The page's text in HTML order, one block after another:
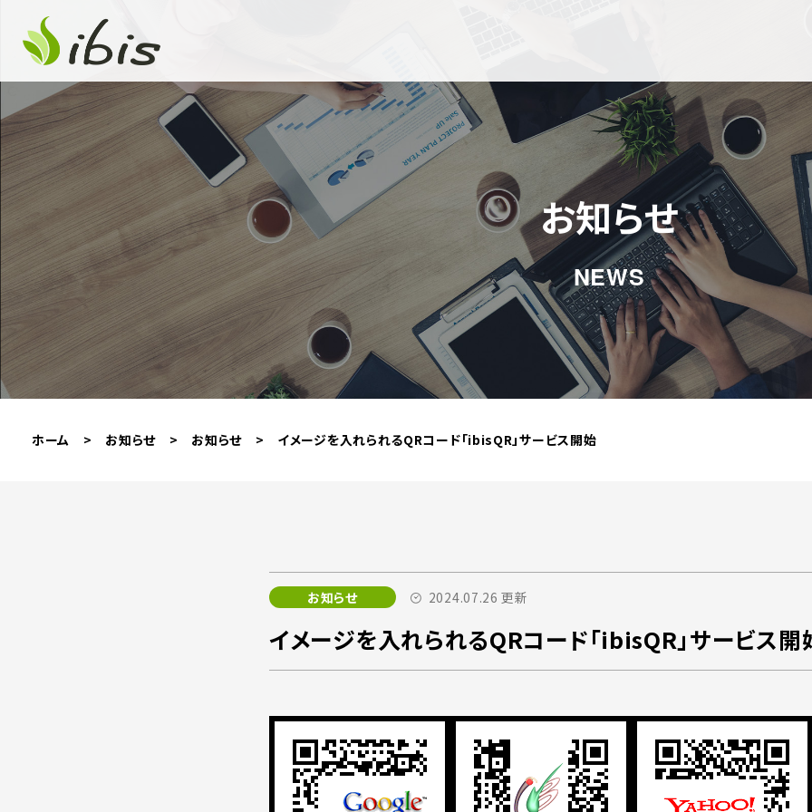
お知らせ
NEWS
ホーム > お知らせ > お知らせ> イメージを入れられるQRコード「ibisQR」サービス開始
お知らせ 2024.07.26 更新
イメージを入れられるQRコード「ibisQR」サービス開